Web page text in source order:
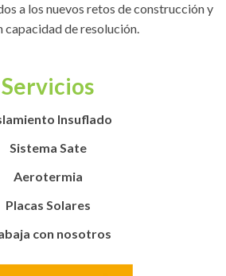
Servicios
Insuflado
Sistema Sate
Aerotermia
Placas Solares
con nosotros
a los nuevos retos de construcción y
capacidad de resolución.